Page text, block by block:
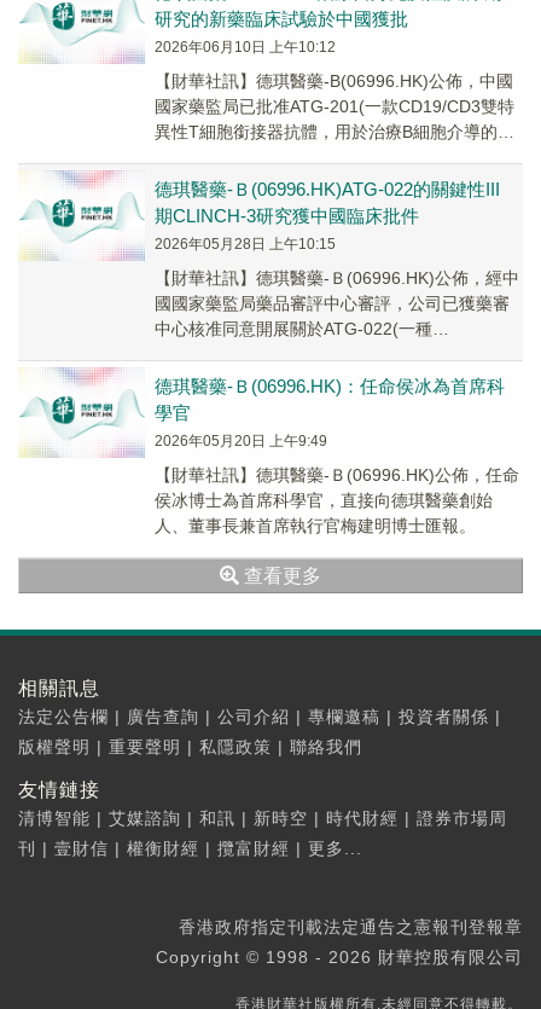
研究的新藥臨床試驗於中國獲批
2026年06月10日 上午10:12
【財華社訊】德琪醫藥-B(06996.HK)公佈，中國
國家藥監局已批准ATG-201(一款CD19/CD3雙特
異性T細胞銜接器抗體，用於治療B細胞介導的自
德琪醫藥-Ｂ(06996.HK)ATG-022的關鍵性III
期CLINCH-3研究獲中國臨床批件
2026年05月28日 上午10:15
【財華社訊】德琪醫藥-Ｂ(06996.HK)公佈，經中
國國家藥監局藥品審評中心審評，公司已獲藥審
中心核准同意開展關於ATG-022(一種
德琪醫藥-Ｂ(06996.HK)：任命侯冰為首席科
學官
2026年05月20日 上午9:49
​【財華社訊】德琪醫藥-Ｂ(06996.HK)公佈，任命
侯冰博士為首席科學官，直接向德琪醫藥創始
人、董事長兼首席執行官梅建明博士匯報。
查看更多
相關訊息
法定公告欄 | 廣告查詢 | 公司介紹 | 專欄邀稿 | 投資者關係 |
版權聲明 | 重要聲明 | 私隱政策 | 聯絡我們
友情鏈接
清博智能 | 艾媒諮詢 | 和訊 | 新時空 | 時代財經 | 證券市場周
刊
| 壹財信 | 權衡財經 | 攬富財經 | 更多...
香港政府指定刊載法定通告之憲報刊登報章
Copyright © 1998 - 2026 財華控股有限公司
香港財華社版權所有,未經同意不得轉載。